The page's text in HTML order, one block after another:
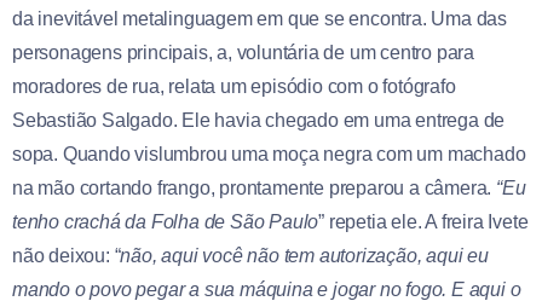
da inevitável metalinguagem em que se encontra. Uma das
personagens principais, a, voluntária de um centro para
moradores de rua, relata um episódio com o fotógrafo
Sebastião Salgado. Ele havia chegado em uma entrega de
sopa. Quando vislumbrou uma moça negra com um machado
na mão cortando frango, prontamente preparou a câmera. “Eu
tenho crachá da Folha de São Paulo” repetia ele. A freira Ivete
não deixou: “não, aqui você não tem autorização, aqui eu
mando o povo pegar a sua máquina e jogar no fogo. E aqui o